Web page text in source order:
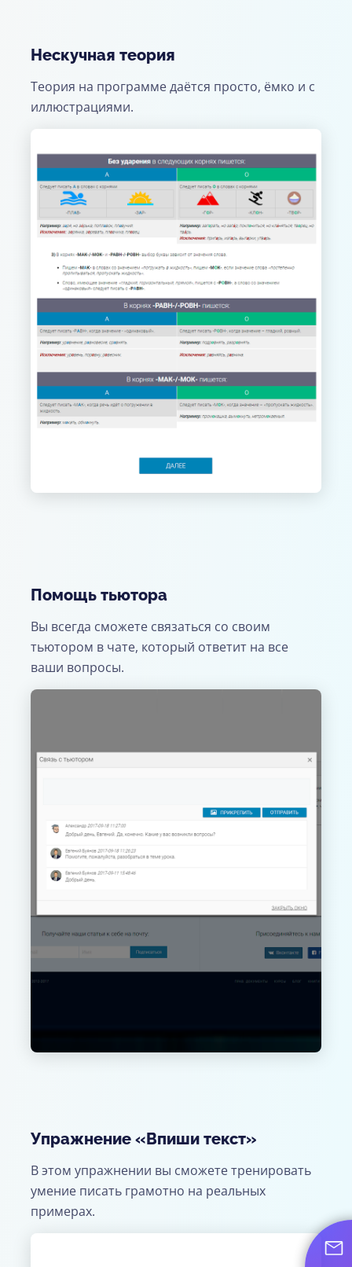
Нескучная теория
Теория на программе даётся просто, ёмко и с
иллюстрациями.
Помощь тьютора
Вы всегда сможете связаться со своим
тьютором в чате, который ответит на все
ваши вопросы.
Упражнение «Впиши текст»
В этом упражнении вы сможете тренировать
умение писать грамотно на реальных
примерах.